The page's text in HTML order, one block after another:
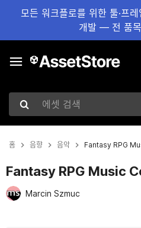
모든 워크플로를 위한 툴·프레
개발 — 전 품
에셋 검색
홈 음향 음악 Fantasy RPG
Fantasy RPG Music
Marcin Szmuc